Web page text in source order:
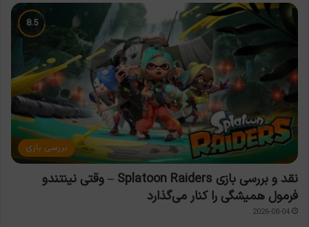
بررسی بازی
نقد و بررسی بازی Splatoon Raiders – وقتی نینتندو
فرمول همیشگی را کنار می‌گذارد
2026-08-04